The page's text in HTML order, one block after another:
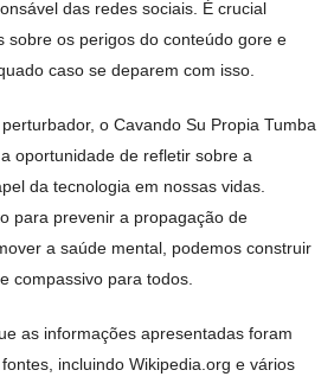
das redes sociais. É crucial
sobre os perigos do conteúdo gore e
caso se deparem com isso.
o Cavando Su Propia Tumba
oportunidade de refletir sobre a
da tecnologia em nossas vidas.
para prevenir a propagação de
a saúde mental, podemos construir
compassivo para todos.
as informações apresentadas foram
incluindo Wikipedia.org e vários